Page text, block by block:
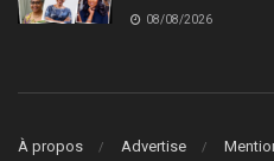
08/08/2026
À propos Advertise